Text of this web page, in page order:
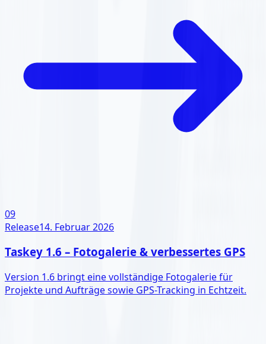
09
Release14. Februar 2026
Taskey 1.6 – Fotogalerie & verbessertes GPS
Version 1.6 bringt eine vollständige Fotogalerie für
Projekte und Aufträge sowie GPS-Tracking in Echtzeit.